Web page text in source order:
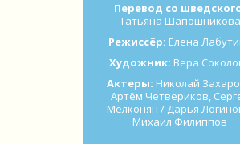
Перевод со
Татьяна Шапошникова
Режиссёр: Елена
Художник: Вера
Актеры: Николай
Артём Четвериков,
Мелконян / Дарья
Михаил Филиппов